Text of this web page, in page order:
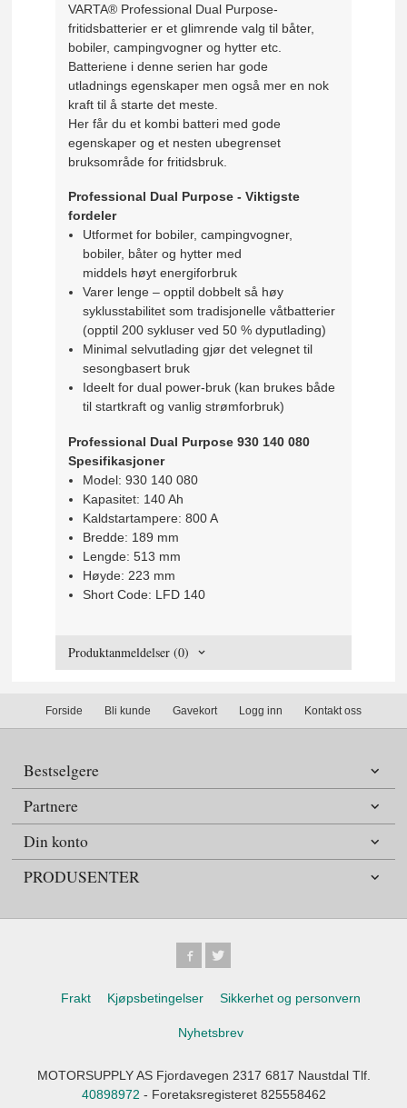
VARTA® Professional Dual Purpose-
fritidsbatterier er et glimrende valg til båter,
bobiler, campingvogner og hytter etc.
Batteriene i denne serien har gode
utladnings egenskaper men også mer en nok
kraft til å starte det meste.
Her får du et kombi batteri med gode
egenskaper og et nesten ubegrenset
bruksområde for fritidsbruk.
Professional Dual Purpose - Viktigste
fordeler
Utformet for bobiler, campingvogner,
bobiler, båter og hytter med
middels høyt energiforbruk
Varer lenge – opptil dobbelt så høy
syklusstabilitet som tradisjonelle våtbatterier
(opptil 200 sykluser ved 50 % dyputlading)
Minimal selvutlading gjør det velegnet til
sesongbasert bruk
Ideelt for dual power-bruk (kan brukes både
til startkraft og vanlig strømforbruk)
Professional Dual Purpose 930 140 080
Spesifikasjoner
Model: 930 140 080
Kapasitet: 140 Ah
Kaldstartampere: 800 A
Bredde: 189 mm
Lengde: 513 mm
Høyde: 223 mm
Short Code: LFD 140
Produktanmeldelser (0)
Forside Bli kunde Gavekort Logg inn Kontakt oss
Bestselgere
Partnere
Din konto
PRODUSENTER
Frakt Kjøpsbetingelser Sikkerhet og personvern
Nyhetsbrev
MOTORSUPPLY AS Fjordavegen 2317 6817 Naustdal Tlf.
40898972 - Foretaksregisteret 825558462